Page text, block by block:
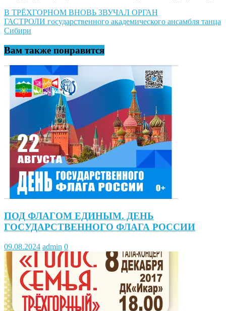
Навигация
по
записям
В ТРЁХГОРНОМ ВНОВЬ ЗВУЧАЛ ОРГАН
ГАСТРОЛИ государственного академического ансамбля танца
Сибири
Вам также понравится
ПОД ФЛАГОМ ЕДИНЫМ. ДЕНЬ
ГОСУДАРСТВЕННОГО ФЛАГА РОССИИ
09.08.2024 admin 0